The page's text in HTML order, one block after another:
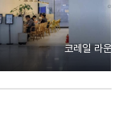
코레일 라운지